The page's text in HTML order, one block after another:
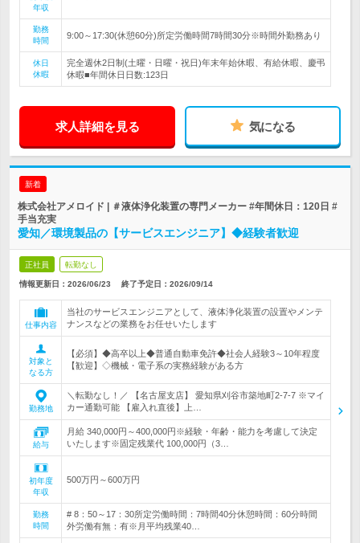
年収
勤務
時間
9:00～17:30(休憩60分)所定労働時間7時間30分※時間外勤務あり
休日
休暇
完全週休2日制(土曜・日曜・祝日)年末年始休暇、有給休暇、慶弔
休暇■年間休日日数:123日
求人詳細を見る 気になる
新着
株式会社アメロイド | ＃液体浄化装置の専門メーカー #年間休日：120日 #
手当充実
愛知／環境製品の【サービスエンジニア】◆経験者歓迎
正社員 転勤なし
情報更新日：2026/06/23 終了予定日： 2026/09/14
仕事内容
当社のサービスエンジニアとして、液体浄化装置の設置やメンテ
ナンスなどの業務をお任せいたします
対象と
なる方
【必須】◆高卒以上◆普通自動車免許◆社会人経験3～10年程度
【歓迎】◇機械・電子系の実務経験がある方
勤務地
＼転勤なし！／ 【名古屋支店】 愛知県刈谷市築地町2-7-7 ※マイ
カー通勤可能 【雇入れ直後】上…
給与
月給 340,000円～400,000円※経験・年齢・能力を考慮して決定
いたします※固定残業代 100,000円（3…
初年度
年収
500万円～600万円
勤務
時間
# 8：50～17：30所定労働時間：7時間40分休憩時間：60分時間
外労働有無：有※月平均残業40…